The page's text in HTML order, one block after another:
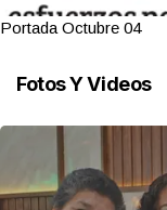
Portada Octubre 04
Fotos Y Videos